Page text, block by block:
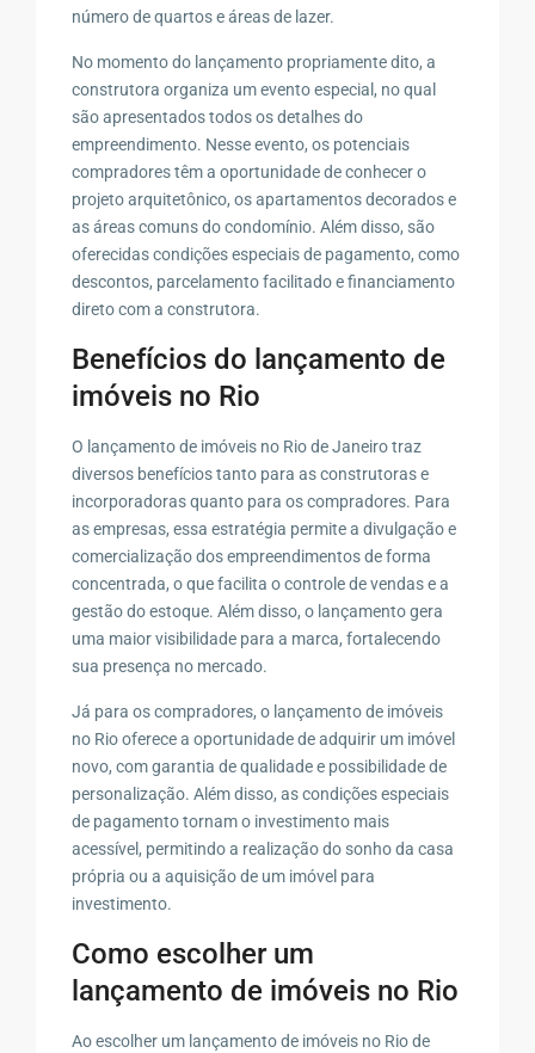
número de quartos e áreas de lazer.
No momento do lançamento propriamente dito, a
construtora organiza um evento especial, no qual
são apresentados todos os detalhes do
empreendimento. Nesse evento, os potenciais
compradores têm a oportunidade de conhecer o
projeto arquitetônico, os apartamentos decorados e
as áreas comuns do condomínio. Além disso, são
oferecidas condições especiais de pagamento, como
descontos, parcelamento facilitado e financiamento
direto com a construtora.
Benefícios do lançamento de
imóveis no Rio
O lançamento de imóveis no Rio de Janeiro traz
diversos benefícios tanto para as construtoras e
incorporadoras quanto para os compradores. Para
as empresas, essa estratégia permite a divulgação e
comercialização dos empreendimentos de forma
concentrada, o que facilita o controle de vendas e a
gestão do estoque. Além disso, o lançamento gera
uma maior visibilidade para a marca, fortalecendo
sua presença no mercado.
Já para os compradores, o lançamento de imóveis
no Rio oferece a oportunidade de adquirir um imóvel
novo, com garantia de qualidade e possibilidade de
personalização. Além disso, as condições especiais
de pagamento tornam o investimento mais
acessível, permitindo a realização do sonho da casa
própria ou a aquisição de um imóvel para
investimento.
Como escolher um
lançamento de imóveis no Rio
Ao escolher um lançamento de imóveis no Rio de